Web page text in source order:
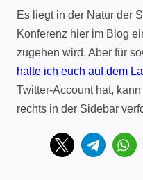
Es liegt in der Natur der
Konferenz hier im Blog
zugehen wird. Aber für
halte ich euch auf dem
Twitter-Account hat,
rechts in der Sidebar